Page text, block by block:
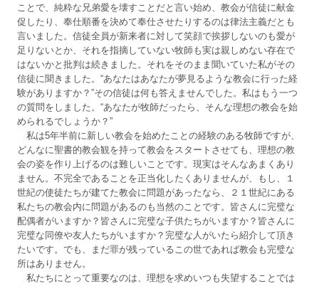
ことで、純粋な兄弟愛を壊すことだと言い始め、教会が信徒に献金
促したり、奉仕順番を決めて奉仕させたりするのは律法主義だとも
言いました。信徒全員が新来者に対して笑顔で挨拶しないのも愛が
足りないとか、それを指摘していない牧師も実は親しめない存在で
はないかと批判は続きました。それをそのまま聞いていた私がその
信徒に聞きました。“あなたはあなたが夢見るような教会に行った経
験がありますか？”その信徒は何も答えませんでした。私はもう一つ
の質問をしました。“あなたが牧師だったら、そんな理想の教会を始
められるでしょうか？”
私は5年半前に新しい教会を始めたことの経験のある牧師ですが、
どんなに聖書的教会観を持って教会をスタートさせても、理想の教
会の姿を作り上げるのは難しいことです。現実はそんなあまくあり
ません。不完全であることを正当化したくありませんが、もし、１
世紀の使徒たちが建てた教会に問題があったなら、２１世紀にある
私たちの教会内に問題があるのも当然のことです。皆さんに完璧な
配偶者がいますか？皆さんに完璧な子供たちがいますか？皆さんに
完璧な同僚や友人たちがいますか？完璧な人がいたら紹介して頂き
たいです。でも、まだ罪が残っているこの世であれば教会も完璧な
所はありません。
私たちにとって重要なのは、理想を求めいつも失望することでは